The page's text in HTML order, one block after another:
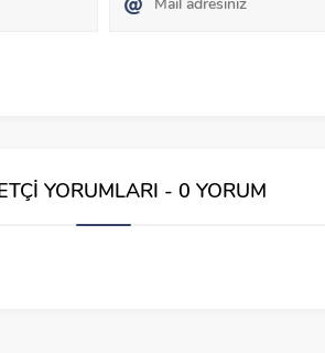
YORUMLARI - 0 YORUM